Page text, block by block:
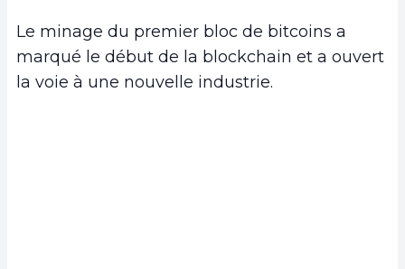
Le minage du premier bloc de bitcoins a
marqué le début de la blockchain et a ouvert
la voie à une nouvelle industrie.